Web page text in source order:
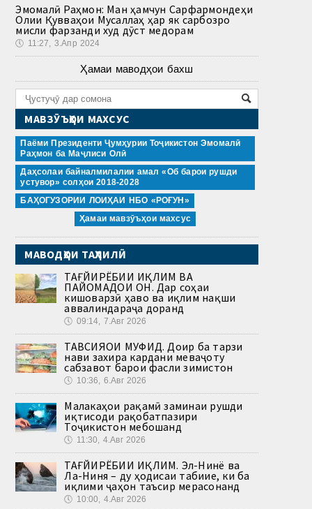
Эмомалӣ Раҳмон: Ман ҳамчун Сарфармондеҳи
Олии Қувваҳои Мусаллаҳ ҳар як сарбозро
мисли фарзанди худ дӯст медорам
🕔 11:27, 3.Апр 2024
Ҳамаи маводҳои бахш
МАВЗӮЪҲОИ МАХСУС
Паёми Президенти Ҷумҳурии Тоҷикистон Эмомалӣ
Раҳмон ба Маҷлиси Олӣ
Даҳсолаи байналмилалии амал «Об барои рушди
устувор» солҳои 2018-2028
БАҲОГУЗОРИИ ЛОИҲАИ НБО «РОҒУН»
Ҳамаи мавзӯъҳои махсус
МАВОДҲОИ ТАҲЛИЛӢ
ТАҒЙИРЁБИИ ИҚЛИМ ВА
ПАЙОМАДҲОИ ОН. Дар соҳаи
кишоварзӣ ҳаво ва иқлим нақши
аввалиндараҷа доранд
🕔 09:14, 7.Авг 2026
ТАВСИЯҲОИ МУФИД. Доир ба тарзи
нави захира кардани меваҷоту
сабзавот барои фасли зимистон
🕔 10:36, 6.Авг 2026
Малакаҳои рақамӣ заминаи рушди
иқтисоди рақобатпазири
Тоҷикистон мебошанд
🕔 11:30, 4.Авг 2026
ТАҒЙИРЁБИИ ИҚЛИМ. Эл-Нинё ва
Ла-Ниня – ду ҳодисаи табиие, ки ба
иқлими ҷаҳон таъсир мерасонанд
🕔 10:00, 4.Авг 2026